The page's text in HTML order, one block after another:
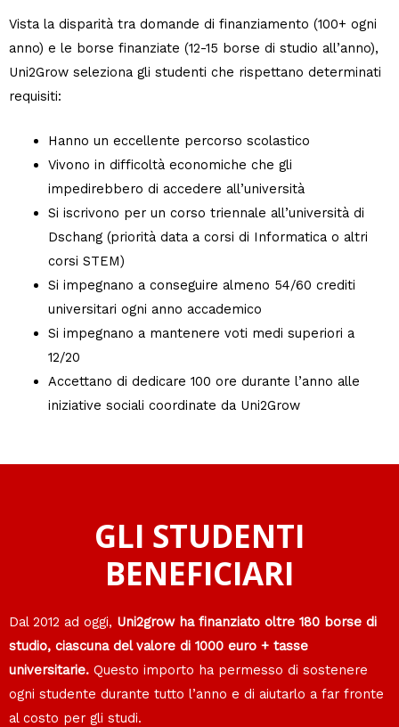
Vista la disparità tra domande di finanziamento (100+ ogni
anno) e le borse finanziate (12-15 borse di studio all’anno),
Uni2Grow seleziona gli studenti che rispettano determinati
requisiti:
Hanno un eccellente percorso scolastico
Vivono in difficoltà economiche che gli
impedirebbero di accedere all’università
Si iscrivono per un corso triennale all’università di
Dschang (priorità data a corsi di Informatica o altri
corsi STEM)
Si impegnano a conseguire almeno 54/60 crediti
universitari ogni anno accademico
Si impegnano a mantenere voti medi superiori a
12/20
Accettano di dedicare 100 ore durante l’anno alle
iniziative sociali coordinate da Uni2Grow
GLI STUDENTI
BENEFICIARI
Dal 2012 ad oggi, Uni2grow ha finanziato oltre 180 borse di
studio, ciascuna del valore di 1000 euro + tasse
universitarie. Questo importo ha permesso di sostenere
ogni studente durante tutto l’anno e di aiutarlo a far fronte
al costo per gli studi.